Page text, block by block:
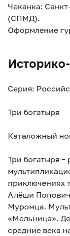
Чеканка:
(СПМД).
Оформление
Серия:
Три богатыря
Каталожный
Три богатыря
приключениях
Алёши
Муромца.
«Мельница».
средние века